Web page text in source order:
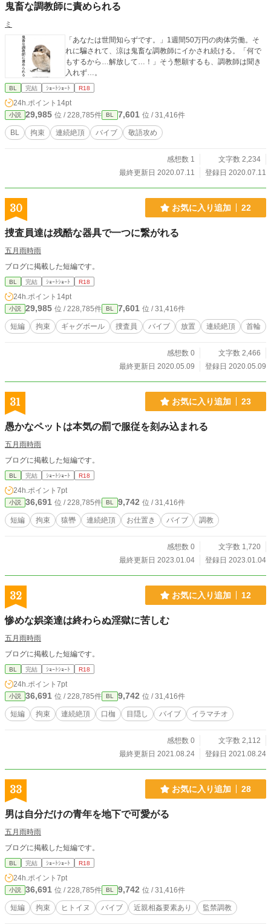
鬼畜な調教師に責められる
ミ
「あなたは世間知らずです。」1週間50万円の肉体労働。そ
れに騙されて、涼は鬼畜な調教師にイかされ続ける。「何で
もするから…解放して…！」そう懇願するも、調教師は聞き
入れず…。
BL 完結 ｼｮｰﾄｼｮｰﾄ R18
24h.ポイント 14pt
小説 29,985 位 / 228,785件 BL 7,601 位 / 31,416件
BL 拘束 連続絶頂 バイブ 敬語攻め
感想数 1
文字数 2,234
最終更新日 2020.07.11
登録日 2020.07.11
30 お気に入り追加 22
捜査員達は残酷な器具で一つに繋がれる
五月雨時雨
ブログに掲載した短編です。
BL 完結 ｼｮｰﾄｼｮｰﾄ R18
24h.ポイント 14pt
小説 29,985 位 / 228,785件 BL 7,601 位 / 31,416件
短編 拘束 ギャグボール 捜査員 バイブ 放置 連続絶頂 首輪
感想数 0
文字数 2,466
最終更新日 2020.05.09
登録日 2020.05.09
31 お気に入り追加 23
愚かなペットは本気の罰で服従を刻み込まれる
五月雨時雨
ブログに掲載した短編です。
BL 完結 ｼｮｰﾄｼｮｰﾄ R18
24h.ポイント 7pt
小説 36,691 位 / 228,785件 BL 9,742 位 / 31,416件
短編 拘束 猿轡 連続絶頂 お仕置き バイブ 調教
感想数 0
文字数 1,720
最終更新日 2023.01.04
登録日 2023.01.04
32 お気に入り追加 12
惨めな娯楽達は終わらぬ淫獄に苦しむ
五月雨時雨
ブログに掲載した短編です。
BL 完結 ｼｮｰﾄｼｮｰﾄ R18
24h.ポイント 7pt
小説 36,691 位 / 228,785件 BL 9,742 位 / 31,416件
短編 拘束 連続絶頂 口枷 目隠し バイブ イラマチオ
感想数 0
文字数 2,112
最終更新日 2021.08.24
登録日 2021.08.24
33 お気に入り追加 28
男は自分だけの青年を地下で可愛がる
五月雨時雨
ブログに掲載した短編です。
BL 完結 ｼｮｰﾄｼｮｰﾄ R18
24h.ポイント 7pt
小説 36,691 位 / 228,785件 BL 9,742 位 / 31,416件
短編 拘束 ヒトイヌ バイブ 近親相姦要素あり 監禁調教